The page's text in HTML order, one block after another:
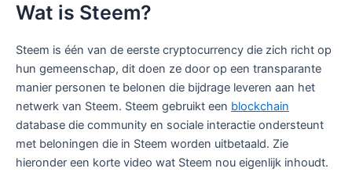
Wat is Steem?
Steem is één van de eerste cryptocurrency die zich richt op
hun gemeenschap, dit doen ze door op een transparante
manier personen te belonen die bijdrage leveren aan het
netwerk van Steem. Steem gebruikt een blockchain
database die community en sociale interactie ondersteunt
met beloningen die in Steem worden uitbetaald. Zie
hieronder een korte video wat Steem nou eigenlijk inhoudt.